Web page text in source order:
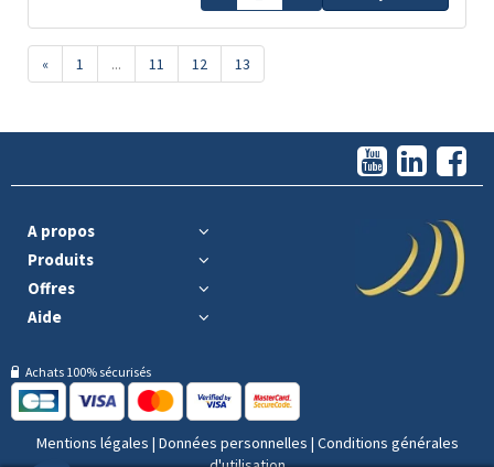
« 1 ... 11 12 13
A propos
Produits
Offres
Aide
Achats 100% sécurisés
Mentions légales | Données personnelles | Conditions générales